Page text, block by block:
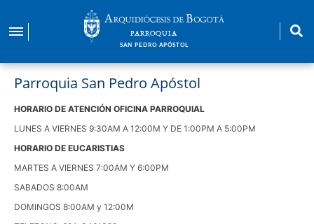
contenido
PARROQUIA
SAN PEDRO APÓSTOL
Parroquia San Pedro Apóstol
HORARIO DE ATENCIÓN OFICINA PARROQUIAL
LUNES A VIERNES 9:30AM A 12:00M Y DE 1:00PM A 5:00PM
HORARIO DE EUCARISTIAS
MARTES A VIERNES 7:00AM Y 6:00PM
SABADOS 8:00AM
DOMINGOS 8:00AM y 12:00M